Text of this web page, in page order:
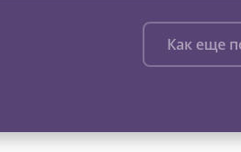
Как еще